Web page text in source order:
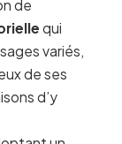
de
qui
variés,
de ses
d’y